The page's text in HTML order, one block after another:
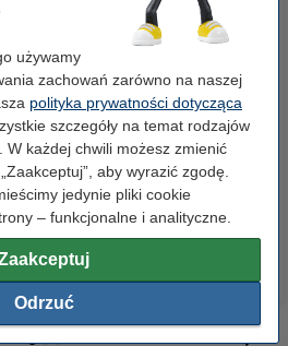
używamy
zachowań zarówno na naszej
polityka prywatności dotycząca
szczegóły na temat rodzajów
W każdej chwili możesz zmienić
aby wyrazić zgodę.
jedynie pliki cookie
– funkcjonalne i analityczne.
Odrzuć
x
Baterie AAA LR03 123drukuj
Xtreme Power MN2400, 24
sztuki
35,00 zł z VAT